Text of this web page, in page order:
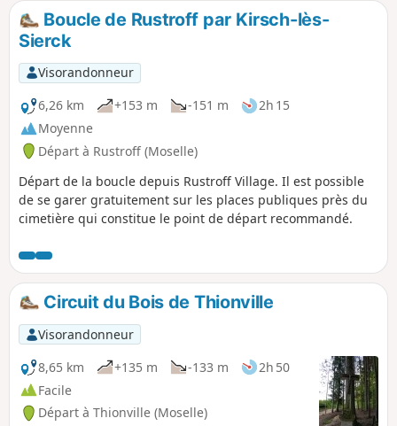
Boucle de Rustroff par Kirsch-lès-
Sierck
Visorandonneur
6,26 km
+153 m -151 m
2h 15
Moyenne
Départ à Rustroff (Moselle)
Départ de la boucle depuis Rustroff Village. Il est possible
de se garer gratuitement sur les places publiques près du
cimetière qui constitue le point de départ recommandé.
Circuit du Bois de Thionville
Visorandonneur
8,65 km
+135 m -133 m
2h 50
Facile
Départ à Thionville (Moselle)